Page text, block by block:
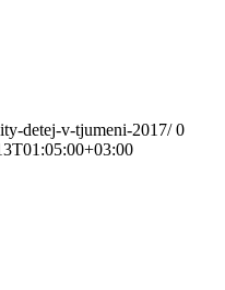
detej-v-tjumeni-2017/ 0